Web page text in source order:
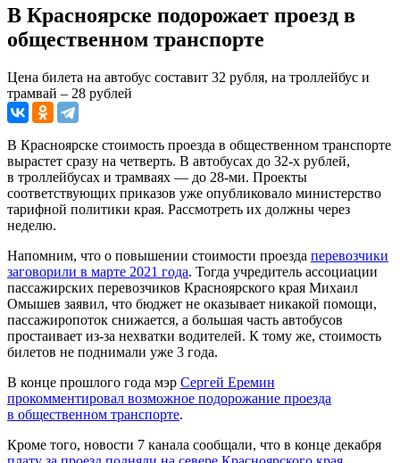
В Красноярске подорожает проезд в
общественном транспорте
Цена билета на автобус составит 32 рубля, на троллейбус и
трамвай – 28 рублей
В Красноярске стоимость проезда в общественном транспорте
вырастет сразу на четверть. В автобусах до 32-х рублей,
в троллейбусах и трамваях — до 28-ми. Проекты
соответствующих приказов уже опубликовало министерство
тарифной политики края. Рассмотреть их должны через
неделю.
Напомним, что о повышении стоимости проезда перевозчики
заговорили в марте 2021 года. Тогда учредитель ассоциации
пассажирских перевозчиков Красноярского края Михаил
Омышев заявил, что бюджет не оказывает никакой помощи,
пассажиропоток снижается, а большая часть автобусов
простаивает из-за нехватки водителей. К тому же, стоимость
билетов не поднимали уже 3 года.
В конце прошлого года мэр Сергей Еремин
прокомментировал возможное подорожание проезда
в общественном транспорте.
Кроме того, новости 7 канала сообщали, что в конце декабря